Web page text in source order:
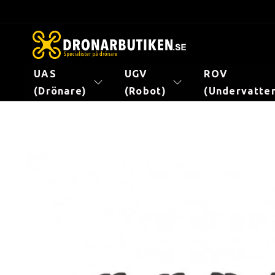
innehåll
UAS
(Drönare)
UGV
(Robot)
ROV